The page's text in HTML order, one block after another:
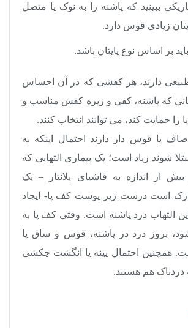
ببینید که پاشنه را به نوک پا متصل
زیادی قوس دارد.
بر اساس نوع پایتان باشد.
دارند، هر کفشی که در آن احساس
که پاشنه، کفی و زیره کفش مناسب و
پا را حمایت کند، می توانند انتخاب کنند.
یا قوس دار دارند احتمال اینکه به
شوند زیاد است؛ یک بیماری التهابی که
از اندازه به فاشیای پلانتار – یک
نازک است درست زیر پوست کف پا- ایجاد
التهاب درد پاشنه است. وقتی کف پا به
بروز درد در پاشنه، قوس و ساق پا
همچنین احتمال پینه یا انگشت چکشی
دردناک هم هستند.